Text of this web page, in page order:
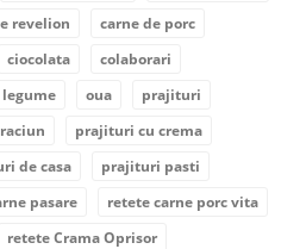
revelion
carne de porc
ciocolata
colaborari
legume oua
prajituri
prajituri cu crema
de casa
prajituri pasti
pasare
retete carne porc vita
retete Crama Oprisor